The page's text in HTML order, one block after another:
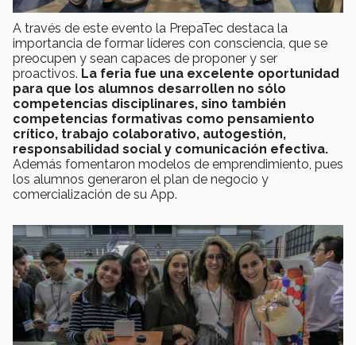
A través de este evento la PrepaTec destaca la
importancia de formar líderes con consciencia, que se
preocupen y sean capaces de proponer y ser
proactivos. La feria fue una excelente oportunidad
para que los alumnos desarrollen no sólo
competencias disciplinares, sino también
competencias formativas como pensamiento
crítico, trabajo colaborativo, autogestión,
responsabilidad social y comunicación efectiva.
Además fomentaron modelos de emprendimiento, pues
los alumnos generaron el plan de negocio y
comercialización de su App.